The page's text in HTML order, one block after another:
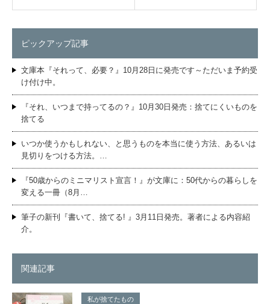
ピックアップ記事
文庫本『それって、必要？』10月28日に発売です～ただいま予約受
け付け中。
『それ、いつまで持ってるの？』10月30日発売：捨てにくいものを
捨てる
いつか使うかもしれない、と思うものを本当に使う方法、あるいは
見切りをつける方法。…
『50歳からのミニマリスト宣言！』が文庫に：50代からの暮らしを
変える一冊（8月…
筆子の新刊『書いて、捨てる! 』3月11日発売。著者による内容紹
介。
関連記事
私が捨てたもの